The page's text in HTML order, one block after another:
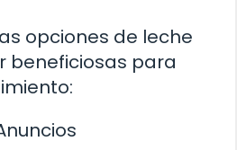
opciones de leche
beneficiosas para